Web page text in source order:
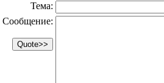
Тема:
Сообщение: